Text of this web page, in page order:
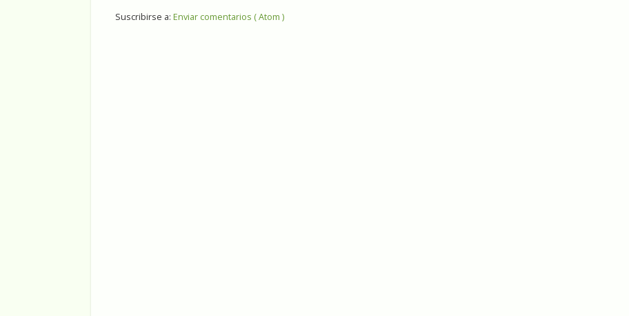
Suscribirse a: Enviar comentarios ( Atom )